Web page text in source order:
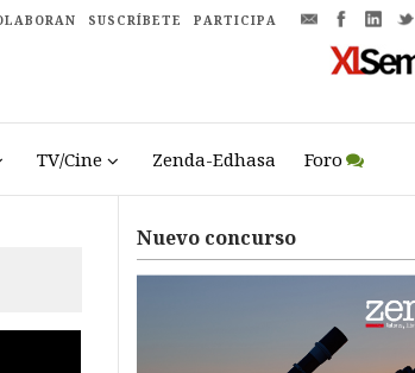
SUSCRÍBETE PARTICIPA
TV/Cine Zenda-Edhasa Foro
Nuevo concurso